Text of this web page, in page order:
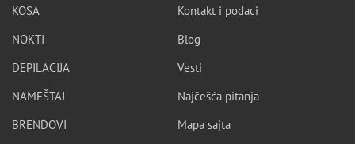
KOSA
NOKTI
DEPILACIJA
NAMEŠTAJ
BRENDOVI
Kontakt i podaci
Blog
Vesti
Najčešća pitanja
Mapa sajta